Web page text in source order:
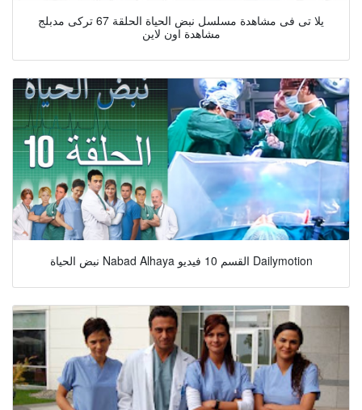
يلا تى فى مشاهدة مسلسل نبض الحياة الحلقة 67 تركى مدبلج
مشاهدة اون لاين
نبض الحياة Nabad Alhaya القسم 10 فيديو Dailymotion